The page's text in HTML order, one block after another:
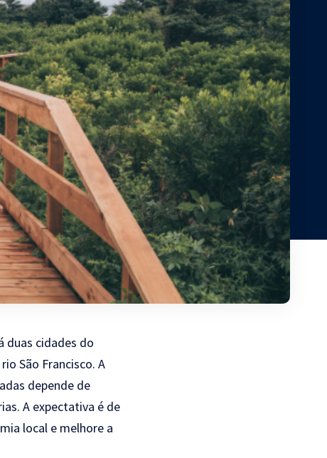
duas cidades do
São Francisco. A
depende de
A expectativa é de
local e melhore a